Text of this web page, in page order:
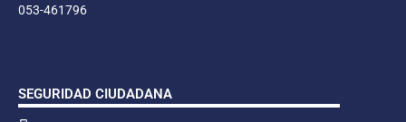
053-461796
SEGURIDAD CIUDADANA